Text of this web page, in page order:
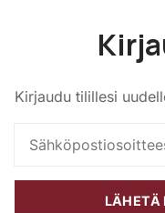
Kirjaudu tilillesi
LÄHETÄ